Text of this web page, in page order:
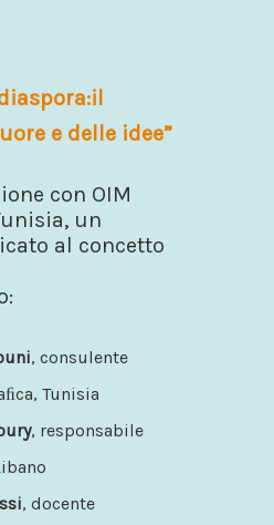
e delle idee”
con OIM
un
al concetto
, consulente
Tunisia
, responsabile
, docente